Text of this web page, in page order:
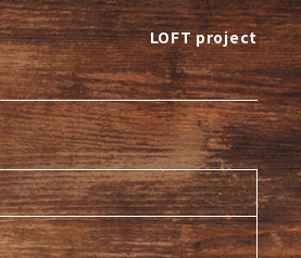
LOFT project